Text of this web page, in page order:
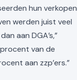
hun verkopen
werden juist veel
aan DGA’s,”
van de
aan zzp’ers.”